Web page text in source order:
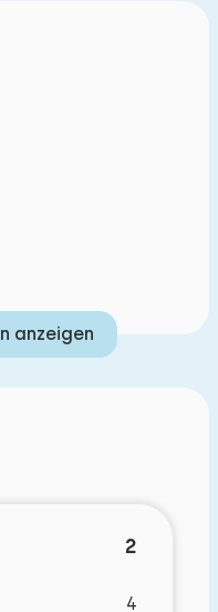
zu einem
befindet sich die
Terrassen.
in
Sie begrüßen
ersten Stock und
Seite des
Es gibt eine
anzeigen
2
4